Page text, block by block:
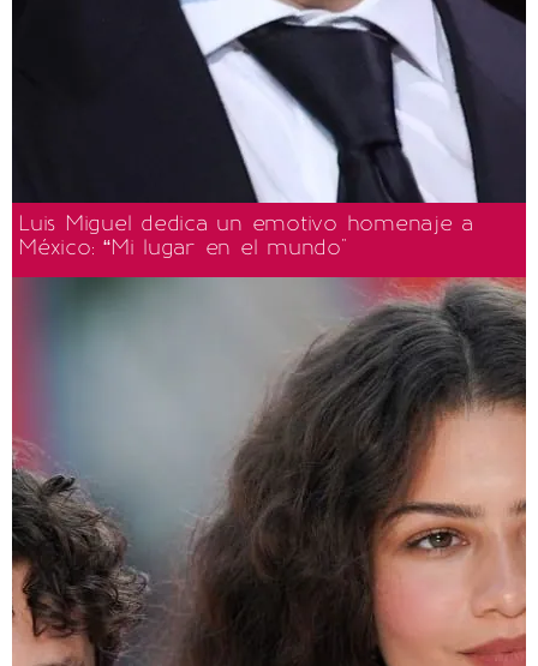
Luis Miguel dedica un emotivo homenaje a
México: “Mi lugar en el mundo"